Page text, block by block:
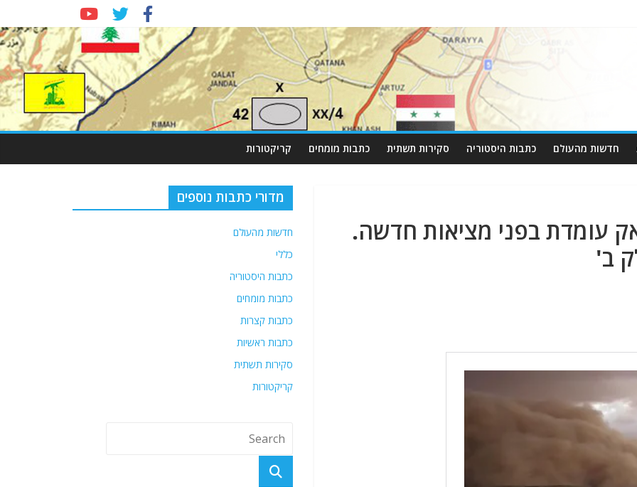
חדשות מהעולם כתבות היסטוריה סקירות תשתית כתבות מומחים קריקטורות
עומדת בפני מציאות חדשה.
ב'
מדורי כתבות נוספים
חדשות מהעולם
כללי
כתבות היסטוריה
כתבות מומחים
כתבות קצרות
כתבות ראשיות
סקירות תשתית
קריקטורות